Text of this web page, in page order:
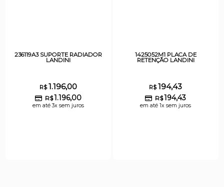
236119A3 SUPORTE RADIADOR
LANDINI
R$1.196,00
R$1.196,00
em até 3x sem juros
1425052M1 PLACA DE
RETENÇÃO LANDINI
R$194,43
R$194,43
em até 1x sem juros